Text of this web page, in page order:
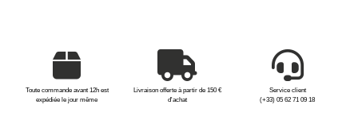
Toute commande avant 12h est
expédiée le jour même
Livraison offerte à partir de 150 €
d'achat
Service client
(+33) 05 62 71 09 18